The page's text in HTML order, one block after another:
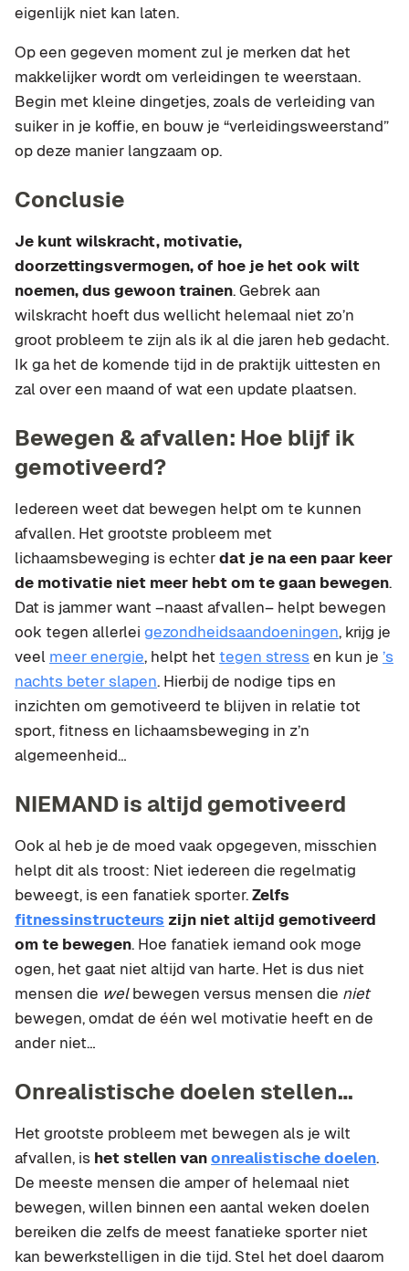
eigenlijk niet kan laten.
Op een gegeven moment zul je merken dat het
makkelijker wordt om verleidingen te weerstaan.
Begin met kleine dingetjes, zoals de verleiding van
suiker in je koffie, en bouw je “verleidingsweerstand”
op deze manier langzaam op.
Conclusie
Je kunt wilskracht, motivatie,
doorzettingsvermogen, of hoe je het ook wilt
noemen, dus gewoon trainen. Gebrek aan
wilskracht hoeft dus wellicht helemaal niet zo’n
groot probleem te zijn als ik al die jaren heb gedacht.
Ik ga het de komende tijd in de praktijk uittesten en
zal over een maand of wat een update plaatsen.
Bewegen & afvallen: Hoe blijf ik
gemotiveerd?
Iedereen weet dat bewegen helpt om te kunnen
afvallen. Het grootste probleem met
lichaamsbeweging is echterdat je na een paar keer
de motivatie niet meer hebt om te gaan bewegen.
Dat is jammer want –naast afvallen– helpt bewegen
ook tegen allerlei gezondheidsaandoeningen, krijg je
veel meer energie, helpt het tegen stress en kun je ’s
nachts beter slapen. Hierbij de nodige tips en
inzichten om gemotiveerd te blijven in relatie tot
sport, fitness en lichaamsbeweging in z’n
algemeenheid…
NIEMAND is altijd gemotiveerd
Ook al heb je de moed vaak opgegeven, misschien
helpt dit als troost: Niet iedereen die regelmatig
beweegt, is een fanatiek sporter.Zelfs
fitnessinstructeurs zijn niet altijd gemotiveerd
om te bewegen. Hoe fanatiek iemand ook moge
ogen, het gaat niet altijd van harte. Het is dus niet
mensen die welbewegen versus mensen die niet
bewegen, omdat de één wel motivatie heeft en de
ander niet…
Onrealistische doelen stellen…
Het grootste probleem met bewegen als je wilt
afvallen, is het stellen vanonrealistische doelen.
De meeste mensen die amper of helemaal niet
bewegen, willen binnen een aantal weken doelen
bereiken die zelfs de meest fanatieke sporter niet
kan bewerkstelligen in die tijd. Stel het doel daarom